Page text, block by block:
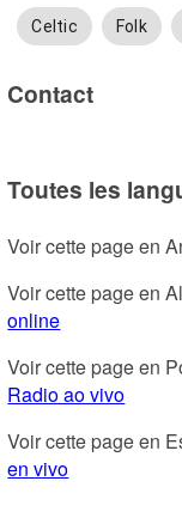
Celtic Folk
Contact
Toutes les
Voir cette page en
Voir cette page en
online
Voir cette page en
Radio ao vivo
Voir cette page en
en vivo